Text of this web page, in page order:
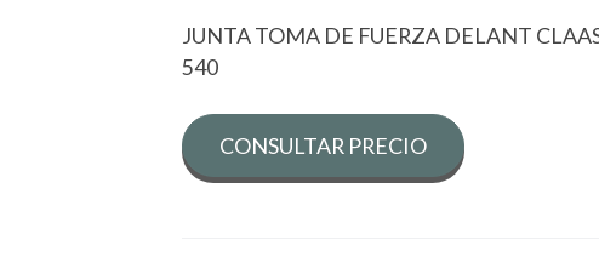
JUNTA TOMA DE FUERZA DELANT
540
CONSULTAR PRECIO